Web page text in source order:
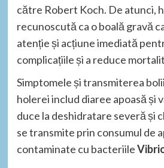
către Robert Koch. De atunci,
recunoscută ca o boală gravă
atenție și acțiune imediată
complicațiile și a reduce
Simptomele și transmiterea
holerei includ diaree apoasă și
duce la deshidratare severă și
se transmite prin consumul de
contaminate cu bacteriile